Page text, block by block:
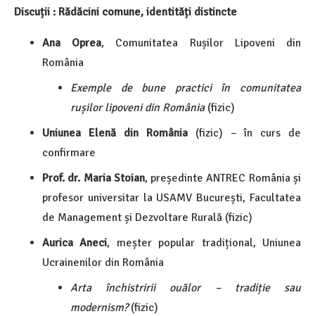
Discuții : Rădăcini comune, identități distincte
Ana Oprea, Comunitatea Rușilor Lipoveni din
România
Exemple de bune practici în comunitatea
rușilor lipoveni din România(fizic)
Uniunea Elenă din România (fizic) – în curs de
confirmare
Prof. dr. Maria Stoian, președinte ANTREC România și
profesor universitar la USAMV București, Facultatea
de Management și Dezvoltare Rurală (fizic)
Aurica Aneci, meșter popular tradițional, Uniunea
Ucrainenilor din România
Arta închistririi ouălor – tradiție sau
modernism?(fizic)